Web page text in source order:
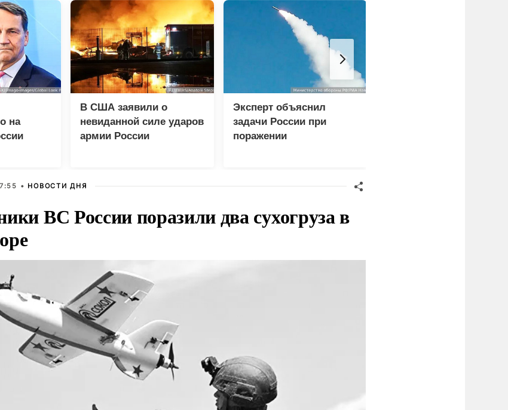
на
В США заявили о
невиданной силе ударов
армии России
Эксперт объяснил
задачи России при
поражении
• НОВОСТИ ДНЯ
ВС России поразили два сухогруза в